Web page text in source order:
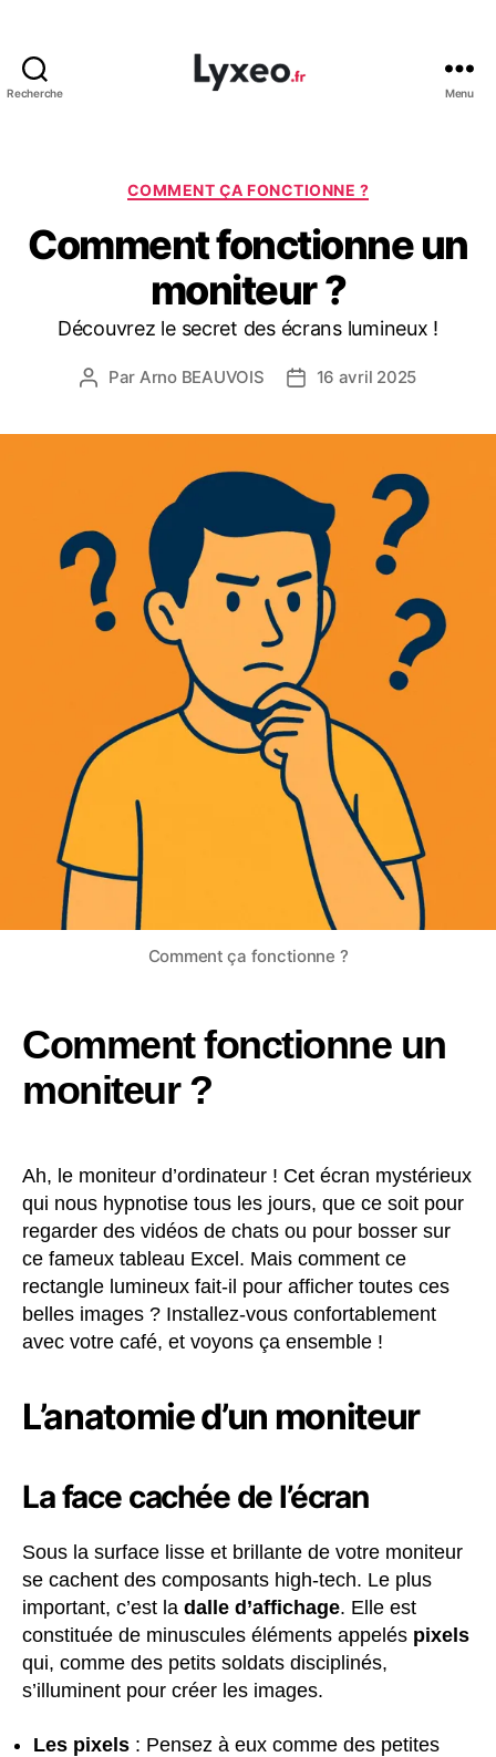
Recherche Menu
Catégories
COMMENT ÇA FONCTIONNE ?
Comment fonctionne un
moniteur ?
Découvrez le secret des écrans lumineux !
Auteur
Par Arno BEAUVOIS
Date16 avril 2025
Comment ça fonctionne ?
Comment fonctionne un
moniteur ?
Ah, le moniteur d’ordinateur ! Cet écran mystérieux
qui nous hypnotise tous les jours, que ce soit pour
regarder des vidéos de chats ou pour bosser sur
ce fameux tableau Excel. Mais comment ce
rectangle lumineux fait-il pour afficher toutes ces
belles images ? Installez-vous confortablement
avec votre café, et voyons ça ensemble !
L’anatomie d’un moniteur
La face cachée de l’écran
Sous la surface lisse et brillante de votre moniteur
se cachent des composants high-tech. Le plus
important, c’est la dalle d’affichage. Elle est
constituée de minuscules éléments appelés pixels
qui, comme des petits soldats disciplinés,
s’illuminent pour créer les images.
Les pixels : Pensez à eux comme des petites